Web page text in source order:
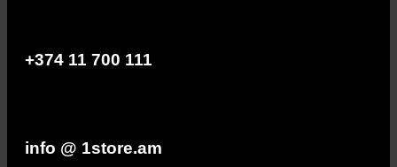
+374 11 700 111
info @ 1store.am